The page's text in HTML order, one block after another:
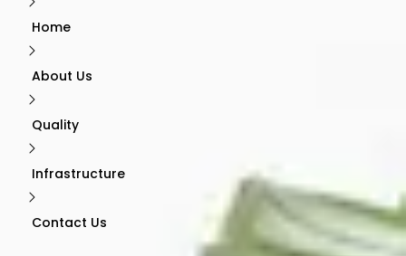
Home
About Us
Quality
Infrastructure
Contact Us